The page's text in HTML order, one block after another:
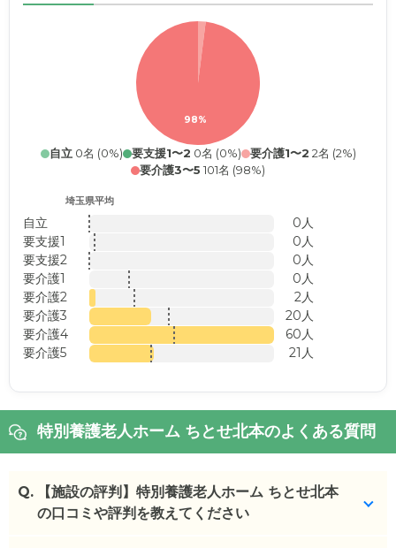
98%
自立0名 (0%) 要支援1〜2 0名 (0%) 要介護1〜2 2名 (2%)
要介護3〜5 101名 (98%)
埼玉県平均
自立
0人
要支援1
0人
要支援2
0人
要介護1
0人
要介護2
2人
要介護3
20人
要介護4
60人
要介護5
21人
特別養護老人ホーム ちとせ北本のよくある質問
Q.
【施設の評判】特別養護老人ホーム ちとせ北本
の口コミや評判を教えてください